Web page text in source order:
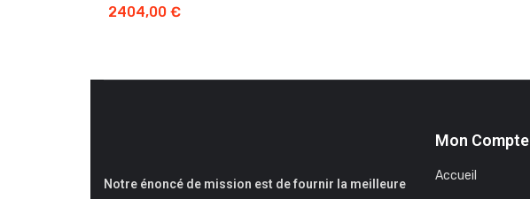
2404,00 €
Notre énoncé de mission est de fournir la meilleure
Mon Compte
Accueil